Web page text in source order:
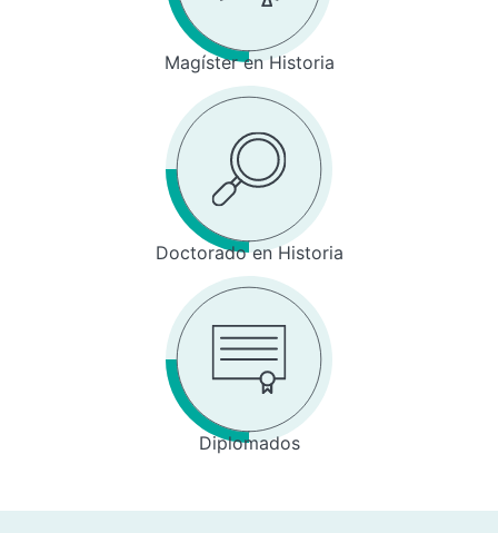
Magíster en Historia
Doctorado en Historia
Diplomados